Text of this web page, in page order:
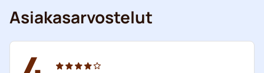
Asiakasarvostelut